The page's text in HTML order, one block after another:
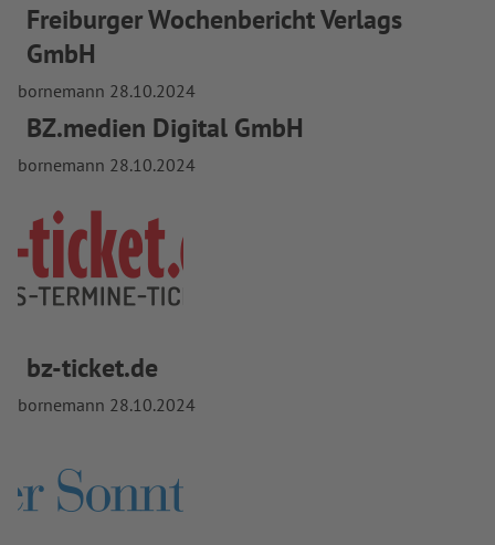
Freiburger Wochenbericht Verlags
GmbH
bornemann 28.10.2024
BZ.medien Digital GmbH
bornemann 28.10.2024
bz-ticket.de
bornemann 28.10.2024